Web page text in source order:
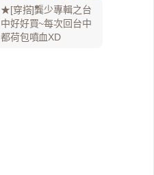
★[穿搭]龔少專輯之台
中好好買~每次回台中
都荷包噴血XD